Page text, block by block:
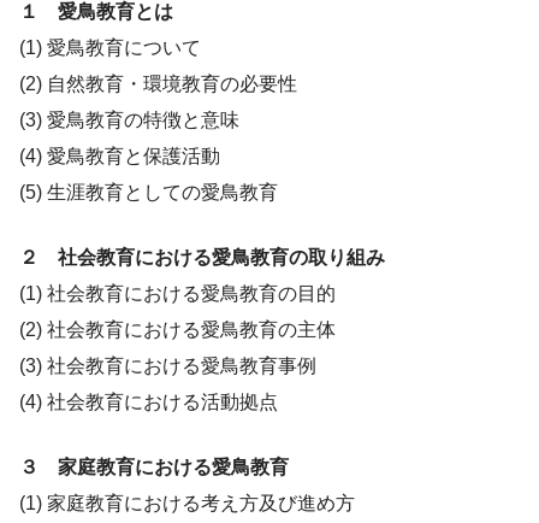
１ 愛鳥教育とは
(1) 愛鳥教育について
(2) 自然教育・環境教育の必要性
(3) 愛鳥教育の特徴と意味
(4) 愛鳥教育と保護活動
(5) 生涯教育としての愛鳥教育
２ 社会教育における愛鳥教育の取り組み
(1) 社会教育における愛鳥教育の目的
(2) 社会教育における愛鳥教育の主体
(3) 社会教育における愛鳥教育事例
(4) 社会教育における活動拠点
３ 家庭教育における愛鳥教育
(1) 家庭教育における考え方及び進め方